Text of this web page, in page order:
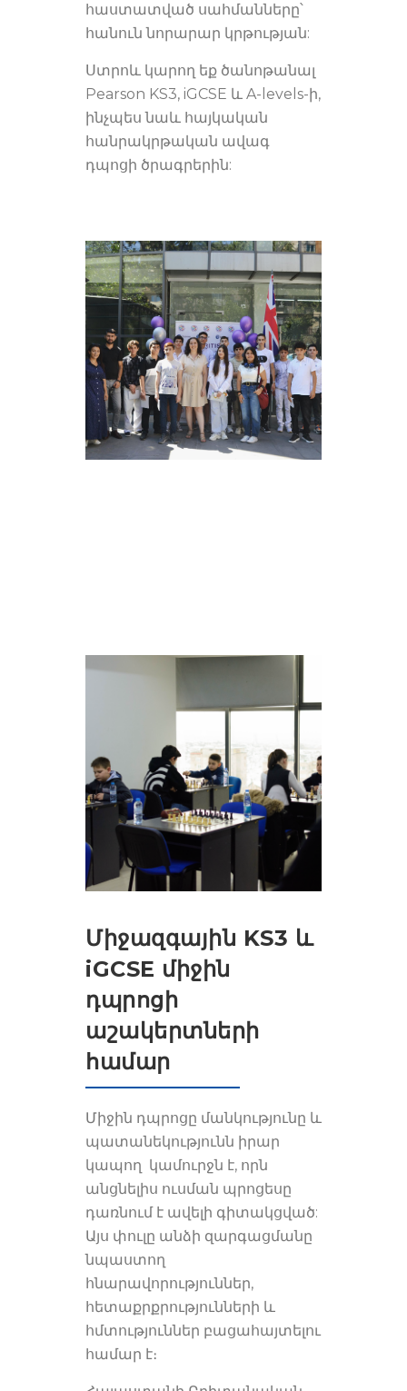
հաստատված սահմանները՝
հանուն նորարար կրթության:
Ստրոև կարող եք ծանոթանալ
Pearson KS3, iGCSE և A-levels-ի,
ինչպես նաև հայկական
հանրակրթական ավագ
դպոցի ծրագրերին:
Միջազգային KS3 և
iGCSE միջին
դպրոցի
աշակերտների
համար
Միջին դպրոցը մանկությունը և
պատանեկությունն իրար
կապող կամուրջն է, որն
անցնելիս ուսման պրոցեսը
դառնում է ավելի գիտակցված:
Այս փուլը անձի զարգացմանը
նպաստող
հնարավորություններ,
հետաքրքրությունների և
հմտություններ բացահայտելու
համար է։